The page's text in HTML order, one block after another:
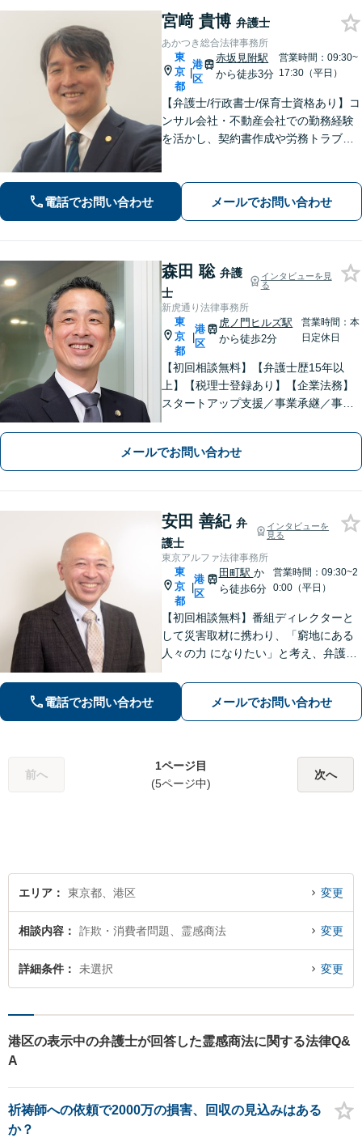
宮﨑 貴博 弁護士
あかつき総合法律事務所
東
京
都
|
港
区
赤坂見附駅
から徒歩3分
営業時間：09:30~
17:30（平日）
【弁護士/行政書士/保育士資格あり】コ
ンサル会社・不動産会社での勤務経験
を活かし、契約書作成や労務トラブル
は、資格を活かしお子さまの気持ちに
寄り添った解決を目指します【赤坂見
電話でお問い合わせ メールでお問い合わせ
森田 聡 弁護
士
インタビューを見
る
新虎通り法律事務所
東
京
都
|
港
区
虎ノ門ヒルズ駅
から徒歩2分
営業時間：本
日定休日
【初回相談無料】【弁護士歴15年以
上】【税理士登録あり】【企業法務】
スタートアップ支援／事業承継／事業
経験は豊富です【夜間・休日面談応相
談】【内幸町駅4分・虎ノ門駅5分・新
橋駅7分】
メールでお問い合わせ
安田 善紀 弁
護士
インタビューを
見る
東京アルファ法律事務所
東
京
都
|
港
区
田町駅 か
ら徒歩6分
営業時間：09:30~2
0:00（平日）
【初回相談無料】番組ディレクターと
して災害取材に携わり、「窮地にある
人々の力 になりたい」と考え、弁護士
る」という信念は、離婚・相続等の家
事案件から企業法務まですべての案件
に共 通する原動力だと考えています。
電話でお問い合わせ メールでお問い合わせ
前へ
1ページ目
(5ページ中)
次へ
エリア 東京都、港区 変更
相談内容 詐欺・消費者問題、霊感商法 変更
詳細条件 未選択 変更
港区の表示中の弁護士が回答した霊感商法に関する法律Q&
A
祈祷師への依頼で2000万の損害、回収の見込みはある
か？